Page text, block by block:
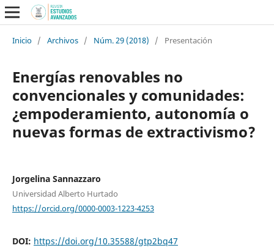
Inicio / Archivos / Núm. 29 (2018) / Presentación
Energías renovables no
convencionales y comunidades:
¿empoderamiento, autonomía o
nuevas formas de extractivismo?
Jorgelina Sannazzaro
Universidad Alberto Hurtado
https://orcid.org/0000-0003-1223-4253
DOI: https://doi.org/10.35588/gtp2bq47